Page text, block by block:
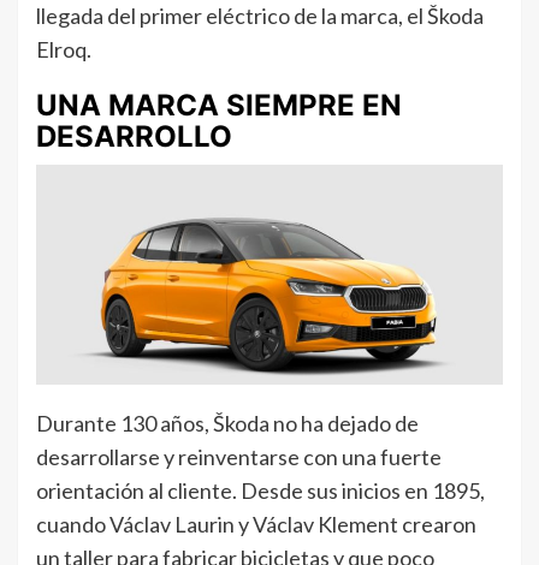
llegada del primer eléctrico de la marca, el Škoda
Elroq.
UNA MARCA SIEMPRE EN
DESARROLLO
Durante 130 años, Škoda no ha dejado de
desarrollarse y reinventarse con una fuerte
orientación al cliente. Desde sus inicios en 1895,
cuando Václav Laurin y Václav Klement crearon
un taller para fabricar bicicletas y que poco